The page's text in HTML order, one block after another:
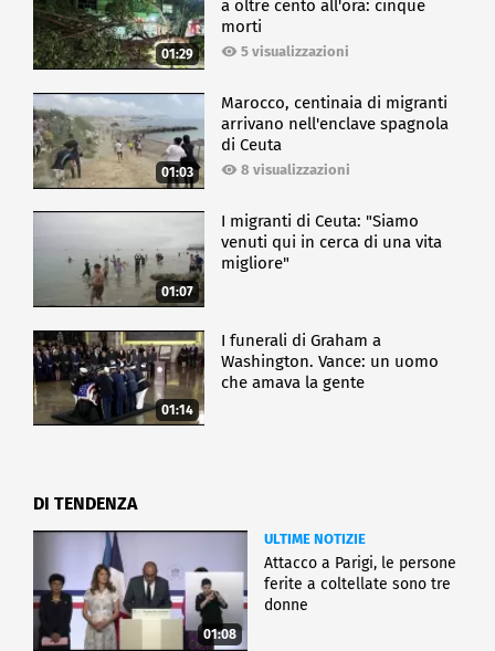
01:29
a oltre cento all'ora: cinque
morti
5 visualizzazioni
01:03
Marocco, centinaia di migranti
arrivano nell'enclave spagnola
di Ceuta
8 visualizzazioni
01:07
I migranti di Ceuta: "Siamo
venuti qui in cerca di una vita
migliore"
01:14
I funerali di Graham a
Washington. Vance: un uomo
che amava la gente
DI TENDENZA
01:08
ULTIME NOTIZIE
Attacco a Parigi, le persone
ferite a coltellate sono tre
donne